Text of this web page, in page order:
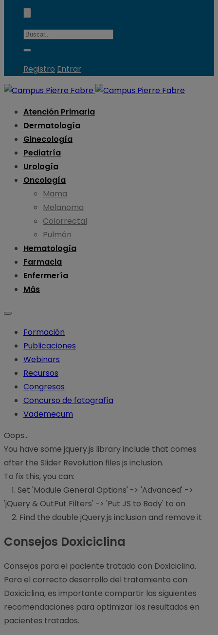
Registro Entrar
Atención Primaria
Dermatología
Ginecología
Pediatría
Urología
Oncología
Mama
Melanoma
Colorrectal
Pulmón
Hematología
Farmacia
Enfermería
Más
Formación
Publicaciones
Webinars
Recursos
Congresos
Concurso de fotografía
Vademecum
Oops...
You have some jquery.js library include that comes
after the Slider Revolution files js inclusion.
To fix this, you can:
1. Set 'Module General Options' -> 'Advanced' ->
'jQuery & OutPut Filters' -> 'Put JS to Body' to on
2. Find the double jQuery.js inclusion and remove it
Consejos Doxiciclina
Consejos para el paciente tratado con Doxiciclina.
Para el correcto desarrollo del tratamiento con
Doxiciclina, es importante compartir las siguientes
recomendaciones para optimizar los resultados en
pacientes tratados.